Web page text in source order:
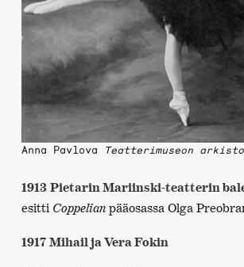
Anna Pavlova Teatterimuseon arkisto
1913 Pietarin Mariinski-teatterin
esitti Coppelianpääosassa Olga
1917 Mihail ja Vera Fokin